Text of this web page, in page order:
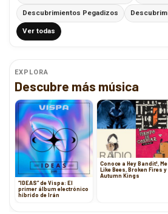
Descubrimientos Pegadizos
Ver todas
EXPLORA
Descubre más música
“IDEAS” de Vispa: El
primer álbum electrónico
híbrido de Irán
Conoce a Hey Bandit!, Me
Like Bees, Broken Fires y
Autumn Kings